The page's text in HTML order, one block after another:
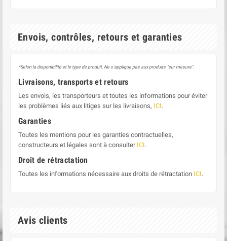
Envois, contrôles, retours et garanties
*Selon la disponibilité et le type de produit. Ne s'applique pas aux produits "sur mesure".
Livraisons, transports et retours
Les envois, les transporteurs et toutes les informations pour éviter
les problèmes liés aux litiges sur les livraisons, ICI.
Garanties
Toutes les mentions pour les garanties contractuelles,
constructeurs et légales sont à consulter ICI.
Droit de rétractation
Toutes les informations nécessaire aux droits de rétractation ICI.
Avis clients